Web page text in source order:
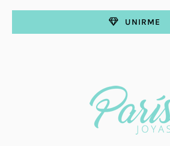
UNIRME